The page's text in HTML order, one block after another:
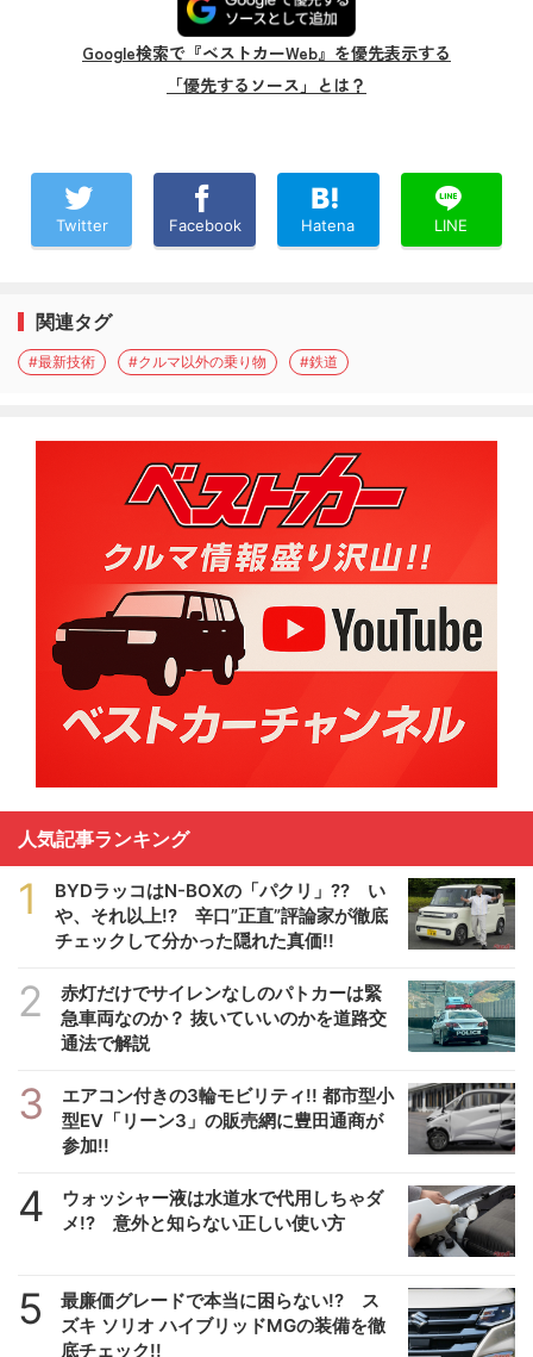
Google検索で『ベストカーWeb』を優先表示する
「優先するソース」とは？
Twitter Facebook Hatena LINE
関連タグ
#最新技術 #クルマ以外の乗り物 #鉄道
人気記事ランキング
1
BYDラッコはN-BOXの「パクリ」?? い
や、それ以上!? 辛口”正直”評論家が徹底
チェックして分かった隠れた真価!!
2
赤灯だけでサイレンなしのパトカーは緊
急車両なのか？ 抜いていいのかを道路交
通法で解説
3
エアコン付きの3輪モビリティ!! 都市型小
型EV「リーン3」の販売網に豊田通商が
参加!!
4
ウォッシャー液は水道水で代用しちゃダ
メ!? 意外と知らない正しい使い方
5
最廉価グレードで本当に困らない!? ス
ズキ ソリオ ハイブリッドMGの装備を徹
底チェック!!